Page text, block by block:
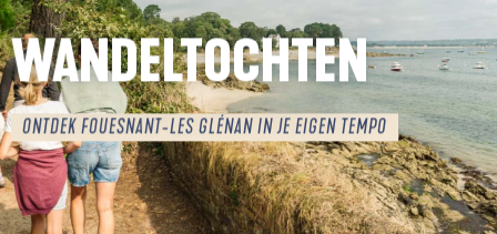
WANDELTOCHTEN
ONTDEK FOUESNANT-LES GLÉNAN IN JE EIGEN TEMPO